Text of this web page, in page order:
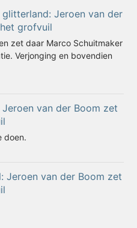
glitterland: Jeroen van der
grofvuil
zet daar Marco Schuitmaker
Verjonging en bovendien
van der Boom zet
doen.
Jeroen van der Boom zet